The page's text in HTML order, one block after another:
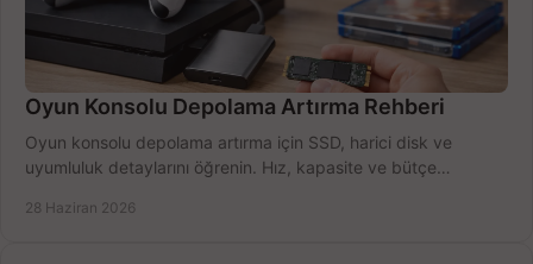
Oyun Konsolu Depolama Artırma Rehberi
Oyun konsolu depolama artırma için SSD, harici disk ve
uyumluluk detaylarını öğrenin. Hız, kapasite ve bütçe
28 Haziran 2026